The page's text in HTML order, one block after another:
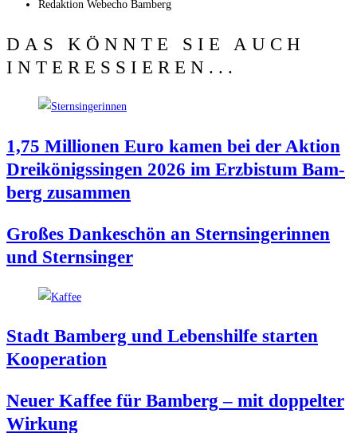
Redak­ti­on Web­echo Bamberg
DAS KÖNNTE SIE AUCH
INTERESSIEREN...
1,75 Mil­lio­nen Euro kamen bei der Akti­on
Drei­kö­nigs­sin­gen 2026 im Erz­bis­tum Bam­
berg zusammen
Gro­ßes Dan­ke­schön an Stern­sin­ge­rin­nen
und Sternsinger
Stadt Bam­berg und Lebens­hil­fe star­ten
Kooperation
Neu­er Kaf­fee für Bam­berg – mit dop­pel­ter
Wirkung